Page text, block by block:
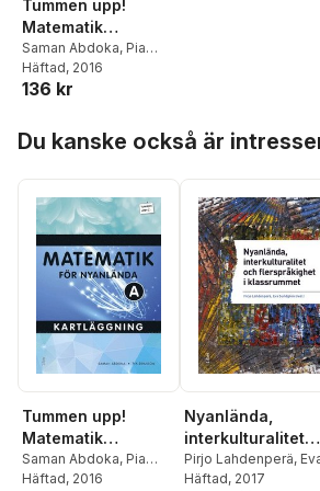
Tummen upp!
Matematik
kartläggning för
nyanlända A
Saman Abdoka, Pia
Eriksson
Häftad, 2016
136 kr
Du kanske också är
Tummen upp!
Matematik
kartläggning för
nyanlända A
Saman Abdoka, Pia
Eriksson
Häftad, 2016
Nyanlända,
interkulturalitet
och
klassrummet -
Pirjo Lahdenperä,
Sundgren,Saman
Häftad, 2017